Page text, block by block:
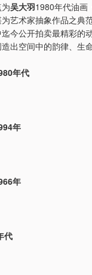
吴大羽1980年代油画
艺术家抽象作品之典
迄今公开拍卖最精彩
出空间中的韵律、生
年代
年
年
代